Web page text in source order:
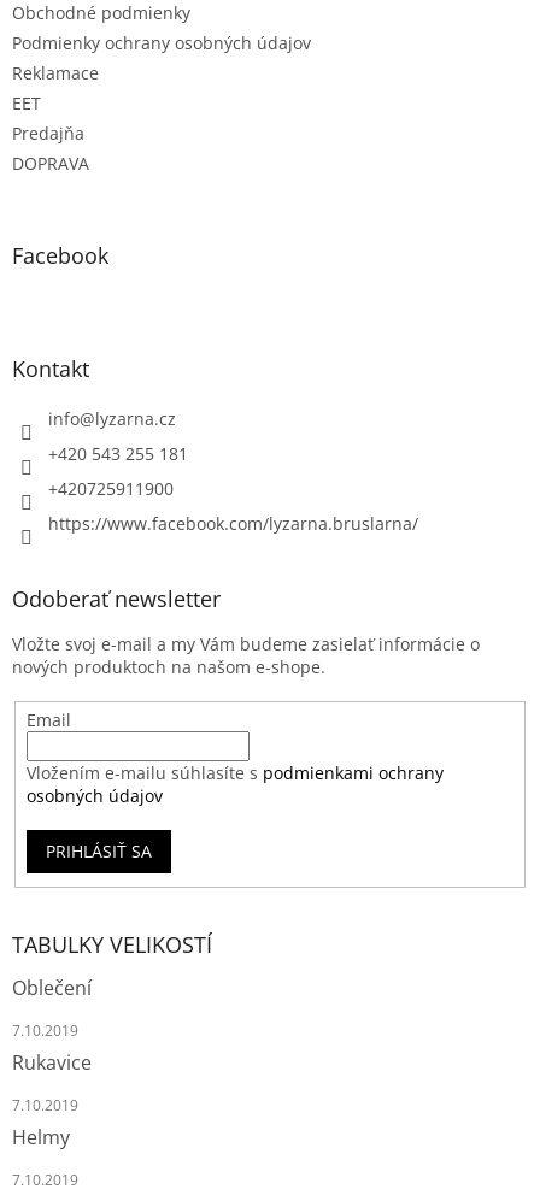
Obchodné podmienky
Podmienky ochrany osobných údajov
Reklamace
EET
Predajňa
DOPRAVA
Facebook
Kontakt
info@lyzarna.cz
+420 543 255 181
+420725911900
https://www.facebook.com/lyzarna.bruslarna/
Odoberať newsletter
Vložte svoj e-mail a my Vám budeme zasielať informácie o
nových produktoch na našom e-shope.
Email
Vložením e-mailu súhlasíte s podmienkami ochrany
osobných údajov
PRIHLÁSIŤ SA
TABULKY VELIKOSTÍ
Oblečení
7.10.2019
Rukavice
7.10.2019
Helmy
7.10.2019